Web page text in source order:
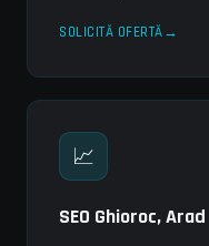
SOLICITĂ OFERTĂ
📈
SEO Ghioroc, Arad